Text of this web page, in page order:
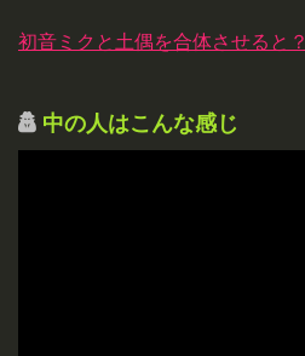
初音ミクと土偶を合体させると？
中の人はこんな感じ